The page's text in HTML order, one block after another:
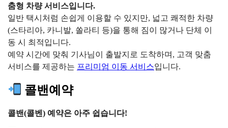
춤형 차량 서비스입니다.
일반 택시처럼 손쉽게 이용할 수 있지만, 넓고 쾌적한 차량
(스타리아, 카니발, 쏠라티 등)을 통해 짐이 많거나 단체 이
동 시 최적입니다.
예약 시간에 맞춰 기사님이 출발지로 도착하며, 고객 맞춤
서비스를 제공하는 프리미엄 이동 서비스입니다.
콜밴예약
콜밴(콜벤) 예약은 아주 쉽습니다!